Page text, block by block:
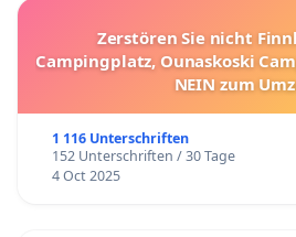
Zerstören Sie nicht
Campingplatz, Ounaskoski
NEIN zum
1 116 Unterschriften
152 Unterschriften / 30 Tage
4 Oct 2025